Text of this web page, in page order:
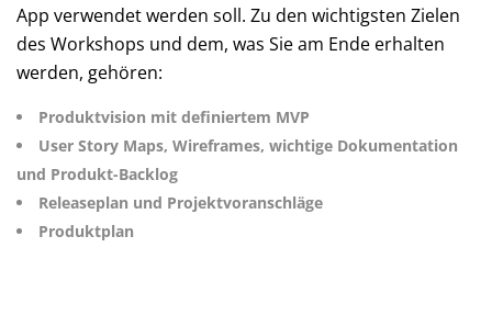
App verwendet werden soll. Zu den wichtigsten Zielen
des Workshops und dem, was Sie am Ende erhalten
werden, gehören:
Produktvision mit definiertem MVP
User Story Maps, Wireframes, wichtige Dokumentation
und Produkt-Backlog
Releaseplan und Projektvoranschläge
Produktplan